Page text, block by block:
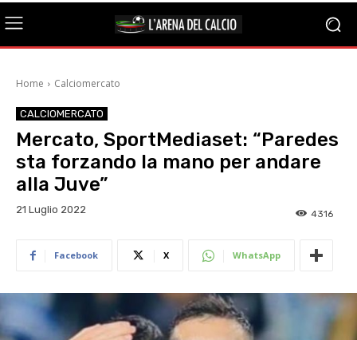
Home Calciomercato
CALCIOMERCATO
Mercato, SportMediaset: “Paredes
sta forzando la mano per andare
alla Juve”
21 Luglio 2022 4316
Facebook X WhatsApp